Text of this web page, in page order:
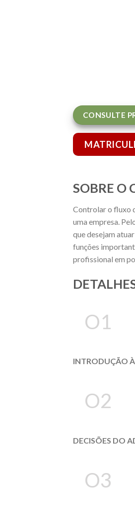
CONSULTE
SOBRE O
Controlar o fluxo
uma empresa.
que desejam
funções
profissional em
O1
INTRODUÇÃO
O2
DECISÕES DO
O3